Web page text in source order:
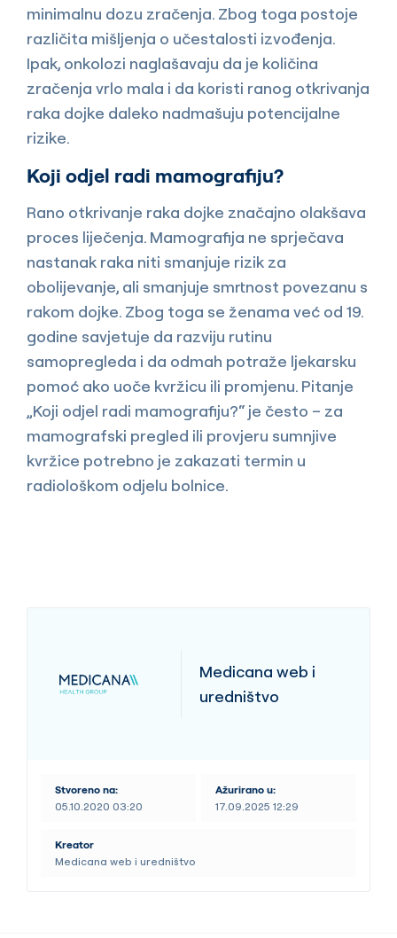
minimalnu dozu zračenja. Zbog toga postoje
različita mišljenja o učestalosti izvođenja.
Ipak, onkolozi naglašavaju da je količina
zračenja vrlo mala i da koristi ranog otkrivanja
raka dojke daleko nadmašuju potencijalne
rizike.
Koji odjel radi mamografiju?
Rano otkrivanje raka dojke značajno olakšava
proces liječenja. Mamografija ne sprječava
nastanak raka niti smanjuje rizik za
obolijevanje, ali smanjuje smrtnost povezanu s
rakom dojke. Zbog toga se ženama već od 19.
godine savjetuje da razviju rutinu
samopregleda i da odmah potraže ljekarsku
pomoć ako uoče kvržicu ili promjenu. Pitanje
„Koji odjel radi mamografiju?“ je često – za
mamografski pregled ili provjeru sumnjive
kvržice potrebno je zakazati termin u
radiološkom odjelu bolnice.
Medicana web i
uredništvo
Stvoreno na:
05.10.2020 03:20
Ažurirano u:
17.09.2025 12:29
Kreator
Medicana web i uredništvo